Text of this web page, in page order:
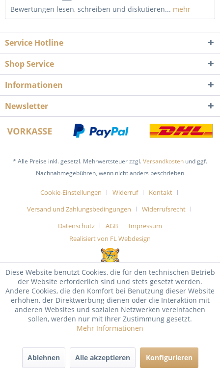
Bewertungen lesen, schreiben und diskutieren... mehr
Service Hotline
Shop Service
Informationen
Newsletter
* Alle Preise inkl. gesetzl. Mehrwertsteuer zzgl.Versandkosten und ggf.
Nachnahmegebühren, wenn nicht anders beschrieben
Cookie-Einstellungen Widerruf
Kontakt
Versand und Zahlungsbedingungen
Widerrufsrecht
Datenschutz
AGB
Impressum
Realisiert von FL Webdesign
Diese Website benutzt Cookies, die für den technischen Betrieb
der Website erforderlich sind und stets gesetzt werden.
Andere Cookies, die den Komfort bei Benutzung dieser Website
erhöhen, der Direktwerbung dienen oder die Interaktion mit
anderen Websites und sozialen Netzwerken vereinfachen
sollen, werden nur mit Ihrer Zustimmung gesetzt.
Mehr Informationen
Ablehnen Alle akzeptieren Konfigurieren